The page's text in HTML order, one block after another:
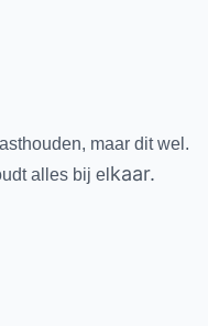
maar dit wel.
alles bij el kaar.